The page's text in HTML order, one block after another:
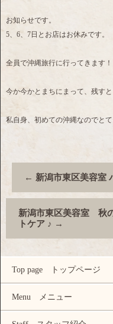
お知らせです。
5、6、7日とお店はお休みです。
全員で沖縄旅行に行ってきます！
今か今かとまちにまって、残す
私自身、初めての沖縄なのでと
← 新潟市東区美容室
新潟市東区美容室 秋
トケア ♪ →
Top page トップページ
Menu メニュー